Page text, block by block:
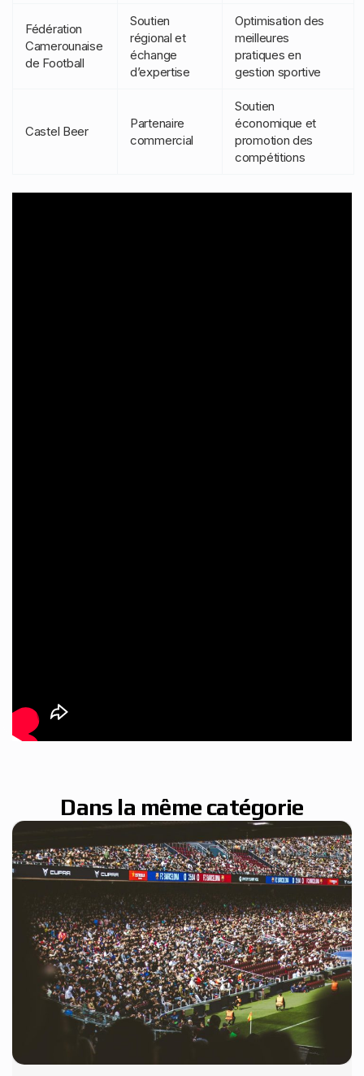
Fédération
Camerounaise
de Football
Soutien
régional et
échange
d’expertise
Optimisation des
meilleures
pratiques en
gestion sportive
Castel Beer
Partenaire
commercial
Soutien
économique et
promotion des
compétitions
Dans la même catégorie